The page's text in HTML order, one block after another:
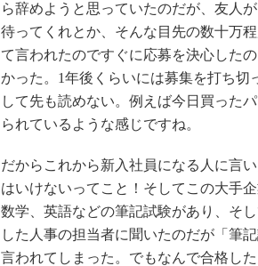
ら辞めようと思っていたのだが、友人
待ってくれとか、そんな目先の数十万
て言われたのですぐに応募を決心した
かった。1年後くらいには募集を打ち
して先も読めない。例えば今日買った
られているような感じですね。
だからこれから新入社員になる人に言
はいけないってこと！そしてこの大手
数学、英語などの筆記試験があり、そ
した人事の担当者に聞いたのだが「筆
言われてしまった。でもなんで合格し